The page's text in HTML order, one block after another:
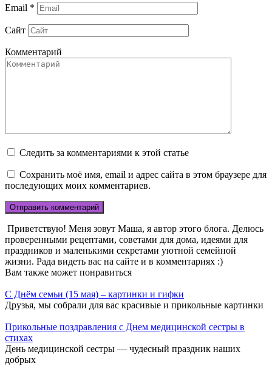
Email *
Сайт
Комментарий
Следить за комментариями к этой статье
Сохранить моё имя, email и адрес сайта в этом браузере для
последующих моих комментариев.
Приветствую! Меня зовут Маша, я автор этого блога. Делюсь
проверенными рецептами, советами для дома, идеями для
праздников и маленькими секретами уютной семейной
жизни. Рада видеть вас на сайте и в комментариях :)
Вам также может понравиться
С Днём семьи (15 мая) – картинки и гифки
Друзья, мы собрали для вас красивые и прикольные картинки
Прикольные поздравления с Днем медицинской сестры в
стихах
День медицинской сестры — чудесный праздник наших
добрых